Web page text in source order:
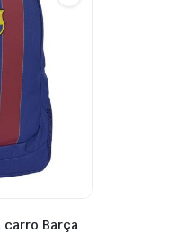
carro Barça